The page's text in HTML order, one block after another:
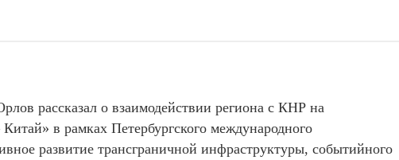
рассказал о взаимодействии региона с КНР на
в рамках Петербургского международного
развитие трансграничной инфраструктуры, событийного